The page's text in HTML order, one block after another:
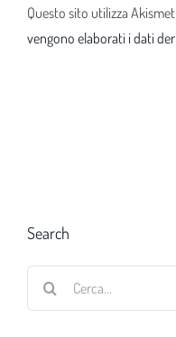
Questo sito utilizza
vengono elaborati i dati
Search